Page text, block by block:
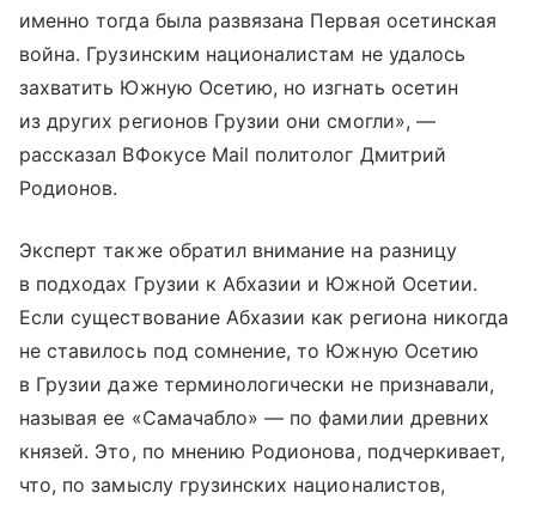
именно тогда была развязана Первая осетинская
война. Грузинским националистам не удалось
захватить Южную Осетию, но изгнать осетин
из других регионов Грузии они смогли», —
рассказал ВФокусе Mail политолог Дмитрий
Родионов.
Эксперт также обратил внимание на разницу
в подходах Грузии к Абхазии и Южной Осетии.
Если существование Абхазии как региона никогда
не ставилось под сомнение, то Южную Осетию
в Грузии даже терминологически не признавали,
называя ее «Самачабло» — по фамилии древних
князей. Это, по мнению Родионова, подчеркивает,
что, по замыслу грузинских националистов,